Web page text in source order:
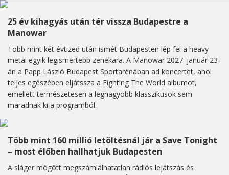
25 év kihagyás után tér vissza Budapestre a
Manowar
Több mint két évtized után ismét Budapesten lép fel a heavy
metal egyik legismertebb zenekara. A Manowar 2027. január 23-
án a Papp László Budapest Sportarénában ad koncertet, ahol
teljes egészében eljátssza a Fighting The World albumot,
emellett természetesen a legnagyobb klasszikusok sem
maradnak ki a programból.
Több mint 160 millió letöltésnál jár a Save Tonight
– most élőben hallhatjuk Budapesten
A sláger mögött megszámlálhatatlan rádiós lejátszás és